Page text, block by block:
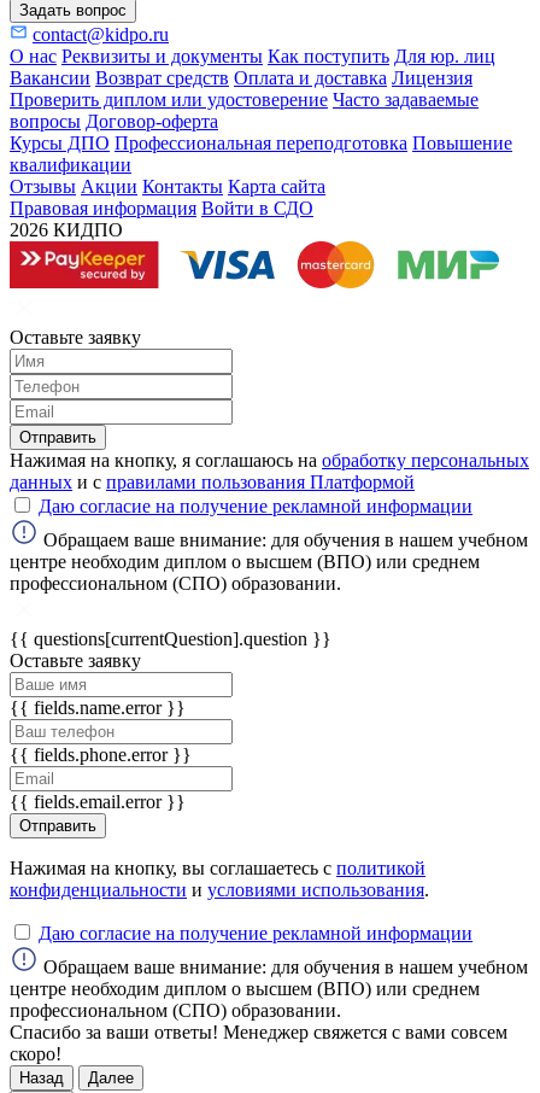
Задать вопрос
contact@kidpo.ru
О нас Реквизиты и документы Как поступить Для юр. лиц
Вакансии Возврат средств Оплата и доставка Лицензия
Проверить диплом или удостоверение Часто задаваемые
вопросы Договор-оферта
Курсы ДПО Профессиональная переподготовка Повышение
квалификации
Отзывы Акции Контакты Карта сайта
Правовая информация Войти в СДО
2026 КИДПО
Оставьте заявку
Отправить
Нажимая на кнопку, я соглашаюсь на обработку персональных
данных и с правилами пользования Платформой
Даю согласие на получение рекламной информации
Обращаем ваше внимание: для обучения в нашем учебном
центре необходим диплом о высшем (ВПО) или среднем
профессиональном (СПО) образовании.
{{ questions[currentQuestion].question }}
Оставьте заявку
{{ fields.name.error }}
{{ fields.phone.error }}
{{ fields.email.error }}
Отправить
Нажимая на кнопку, вы соглашаетесь с политикой
конфиденциальности и условиями использования.
Даю согласие на получение рекламной информации
Обращаем ваше внимание: для обучения в нашем учебном
центре необходим диплом о высшем (ВПО) или среднем
профессиональном (СПО) образовании.
Спасибо за ваши ответы! Менеджер свяжется с вами совсем
скоро!
Назад
Далее
ChatApp
online
Мессенджеры
Свяжитесь с нами через любой удобный
мессенджер!
WhatsApp
Max